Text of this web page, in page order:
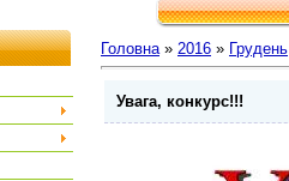
Головна» 2016 » Грудень
Увага, конкурс!!!